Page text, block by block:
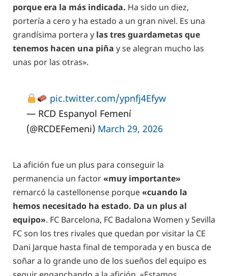
porque era la más indicada. Ha sido un diez,
portería a cero y ha estado a un gran nivel. Es una
grandísima portera y las tres guardametas que
tenemos hacen una piña y se alegran mucho las
unas por las otras».
pic.twitter.com/ypnfj4Efyw
— RCD Espanyol Femení
(@RCDEFemeni) March 29, 2026
La afición fue un plus para conseguir la
permanencia un factor«muy importante»
remarcó la castellonense porque«cuando la
hemos necesitado ha estado. Da un plus al
equipo». FC Barcelona, FC Badalona Women y Sevilla
FC son los tres rivales que quedan por visitar la CE
Dani Jarque hasta final de temporada y en busca de
soñar a lo grande uno de los sueños del equipo es